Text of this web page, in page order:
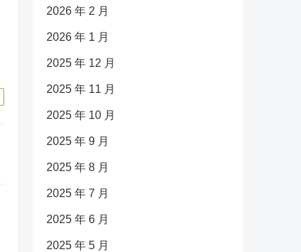
2026 年 2 月
2026 年 1 月
2025 年 12 月
2025 年 11 月
2025 年 10 月
2025 年 9 月
2025 年 8 月
2025 年 7 月
2025 年 6 月
2025 年 5 月